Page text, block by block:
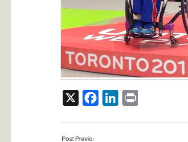
X Facebook
LinkedIn
Post Previo: